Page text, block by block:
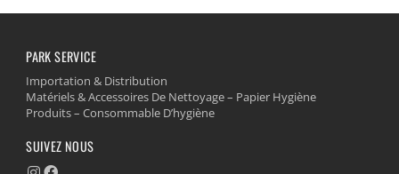
PARK SERVICE
Importation & Distribution
Matériels & Accessoires De Nettoyage – Papier Hygiène
Produits – Consommable D’hygiène
SUIVEZ NOUS